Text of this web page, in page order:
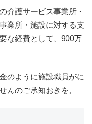
介護サービス事業所・
業所・施設に対する支
な経費として、900万
のように施設職員がに
んのご承知おきを。